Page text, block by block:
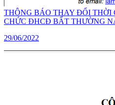
THÔNG BÁO THAY ĐỔI
CHỨC ĐHCĐ BẤT THƯỜNG
29/06/2022